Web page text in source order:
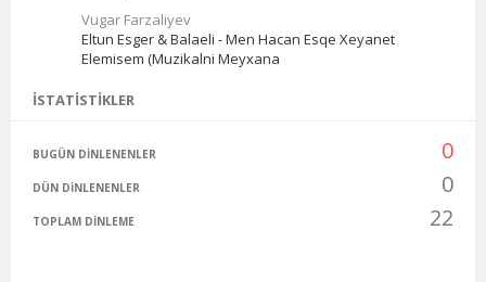
Vugar Farzaliyev
Eltun Esger & Balaeli - Men Hacan Esqe Xeyanet
Elemisem (Muzikalni Meyxana
İSTATISTIKLER
BUGÜN DINLENENLER 0
DÜN DINLENENLER 0
TOPLAM DINLEME 22